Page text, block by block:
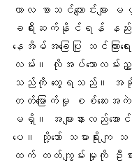
ကာလ စာသင်ကျောင်းမျ
ခရီးဆက်နိုင်ရန် နည်
နေအိမ်အခြေပြု သင်ကြားရ
လမ်း။ လိုအပ်သောလမ်
သည်ကို တွေ့ရသည် ။ အ
တတ်မြောက်မှု စစ်ဆေးအ
မရှိ။ အများနားလည်အေ
ပေ။ သို့သော် သမားရိုးကျ
ထက် တတ်ကျွမ်းမှုကို ဦးစ